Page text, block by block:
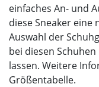
einfaches An- und
diese Sneaker eine
Auswahl der
bei diesen
lassen. Weitere
Größentabelle.